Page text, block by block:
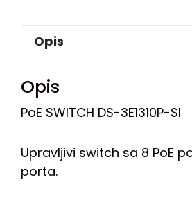
Opis
Opis
PoE SWITCH DS-3E1310P-SI
Upravljivi switch sa 8 PoE
porta.